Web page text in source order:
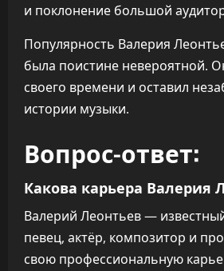
и поклонение большой
Популярность Валерия
была поистине невероятной.
своего времени и оставил
истории музыки.
Вопрос-ответ:
Какова карьера Валерия
Валерий Леонтьев —
певец, актёр, композитор и
свою профессиональную